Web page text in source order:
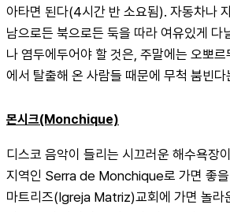
아타면 된다(4시간 반 소요됨). 자동차나
남으로든 북으로든 둑을 따라 여유있게 다
나 염두에두어야 할 것은, 주말에는 오뽀
에서 탈출해 온 사람들 때문에 무척 붐빈다
몬시크(Monchique)
디스코 음악이 들리는 시끄러운 해수욕장
지역인 Serra de Monchique로 가면 좋을
마트리즈(Igreja Matriz)교회에 가면 놀라